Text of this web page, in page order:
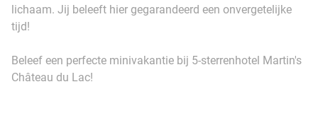
lichaam. Jij beleeft hier gegarandeerd een onvergetelijke
tijd!
Beleef een perfecte minivakantie bij 5-sterrenhotel Martin's
Château du Lac!